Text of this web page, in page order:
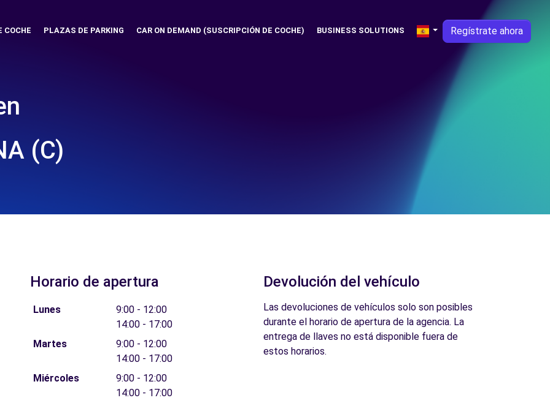
COCHE PLAZAS DE PARKING CAR ON DEMAND (SUSCRIPCIÓN DE COCHE) BUSINESS SOLUTIONS Regístrate ahora
(C)
Horario de apertura
Lunes
9:00 - 12:00
14:00 - 17:00
Martes
9:00 - 12:00
14:00 - 17:00
Miércoles
9:00 - 12:00
14:00 - 17:00
Devolución del vehículo
Las devoluciones de vehículos solo son posibles
durante el horario de apertura de la agencia. La
entrega de llaves no está disponible fuera de
estos horarios.